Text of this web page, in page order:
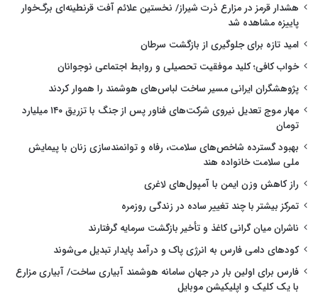
هشدار قرمز در مزارع ذرت شیراز/ نخستین علائم آفت قرنطینه‌ای برگ‌خوار
پاییزه مشاهده شد
امید تازه برای جلوگیری از بازگشت سرطان
خواب کافی؛ کلید موفقیت تحصیلی و روابط اجتماعی نوجوانان
پژوهشگران ایرانی مسیر ساخت لباس‌های هوشمند را هموار کردند
مهار موج تعدیل نیروی شرکت‌های فناور پس از جنگ با تزریق ۱۴۰ میلیارد
تومان
بهبود گسترده شاخص‌های سلامت، رفاه و توانمندسازی زنان با پیمایش
ملی سلامت خانواده هند
راز کاهش وزن ایمن با آمپول‌های لاغری
تمرکز بیشتر با چند تغییر ساده در زندگی روزمره
ناشران میان گرانی کاغذ و تأخیر بازگشت سرمایه گرفتارند
کودهای دامی فارس به انرژی پاک و درآمد پایدار تبدیل می‌شوند
فارس برای اولین بار در جهان سامانه هوشمند آبیاری ساخت/ آبیاری مزارع
با یک کلیک و اپلیکیشن موبایل